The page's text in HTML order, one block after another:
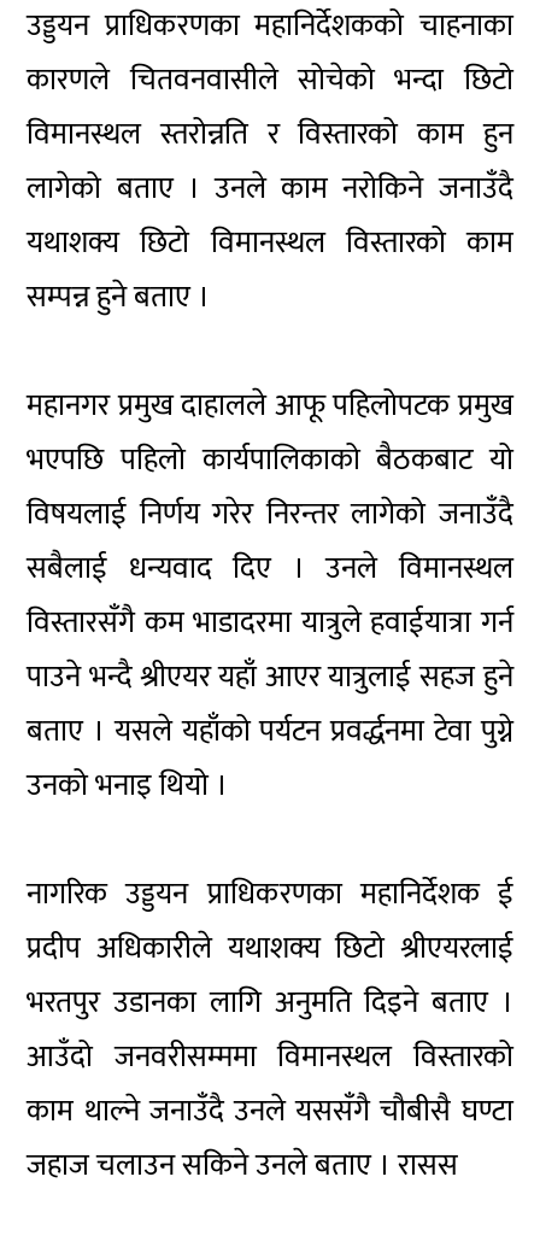
उड्डयन प्राधिकरणका महानिर्देशकको चाहनाका
कारणले चितवनवासीले सोचेको भन्दा छिटो
विमानस्थल स्तरोन्नति र विस्तारको काम हुन
लागेको बताए । उनले काम नरोकिने जनाउँदै
यथाशक्य छिटो विमानस्थल विस्तारको काम
सम्पन्न हुने बताए ।
महानगर प्रमुख दाहालले आफू पहिलोपटक प्रमुख
भएपछि पहिलो कार्यपालिकाको बैठकबाट यो
विषयलाई निर्णय गरेर निरन्तर लागेको जनाउँदै
सबैलाई धन्यवाद दिए । उनले विमानस्थल
विस्तारसँगै कम भाडादरमा यात्रुले हवाईयात्रा गर्न
पाउने भन्दै श्रीएयर यहाँ आएर यात्रुलाई सहज हुने
बताए । यसले यहाँको पर्यटन प्रवर्द्धनमा टेवा पुग्ने
उनको भनाइ थियो ।
नागरिक उड्डयन प्राधिकरणका महानिर्देशक ई
प्रदीप अधिकारीले यथाशक्य छिटो श्रीएयरलाई
भरतपुर उडानका लागि अनुमति दिइने बताए ।
आउँदो जनवरीसम्ममा विमानस्थल विस्तारको
काम थाल्ने जनाउँदै उनले यससँगै चौबीसै घण्टा
जहाज चलाउन सकिने उनले बताए । रासस